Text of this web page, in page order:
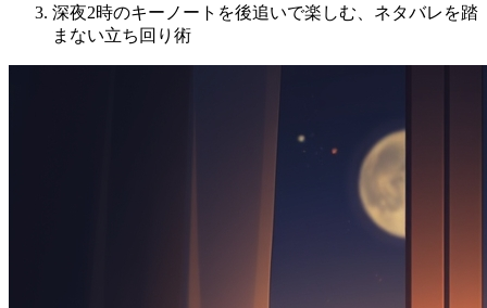
深夜2時のキーノートを後追いで楽しむ、ネタバレを踏
まない立ち回り術